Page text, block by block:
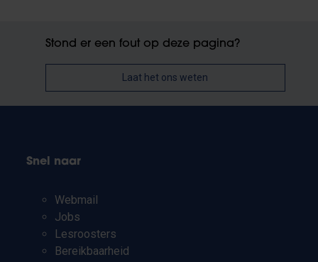
Stond er een fout op deze pagina?
Laat het ons weten
Snel naar
Webmail
Jobs
Lesroosters
Bereikbaarheid